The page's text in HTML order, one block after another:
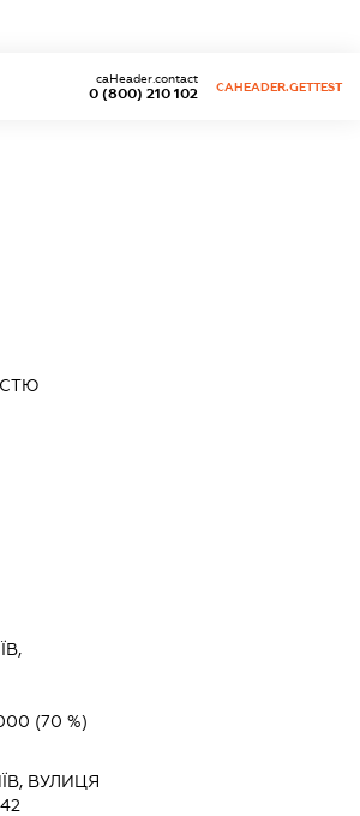
0 (800) 210 102
caHeader.contact
CAHEADER.GETTEST
(70 %)
ВУЛИЦЯ